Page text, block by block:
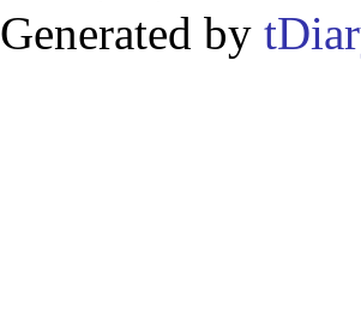
Generated by